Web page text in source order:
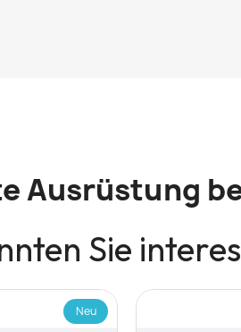
Ausrüstung
Sie
Neu